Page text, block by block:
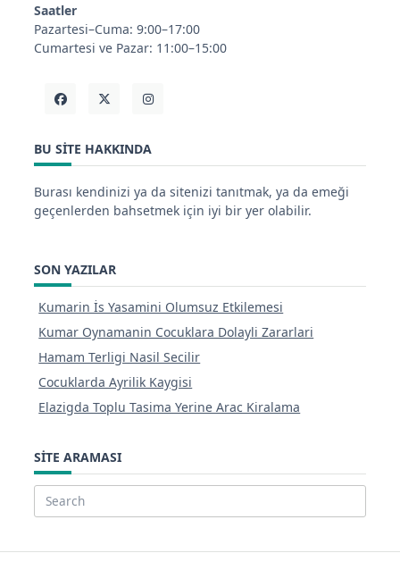
Saatler
Pazartesi–Cuma: 9:00–17:00
Cumartesi ve Pazar: 11:00–15:00
BU SITE HAKKINDA
Burası kendinizi ya da sitenizi tanıtmak, ya da emeği
geçenlerden bahsetmek için iyi bir yer olabilir.
SON YAZILAR
Kumarin İs Yasamini Olumsuz Etkilemesi
Kumar Oynamanin Cocuklara Dolayli Zararlari
Hamam Terligi Nasil Secilir
Cocuklarda Ayrilik Kaygisi
Elazigda Toplu Tasima Yerine Arac Kiralama
SITE ARAMASI
Search